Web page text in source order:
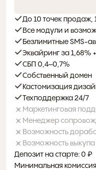
До 10 точек продаж,
Все модули и
Безлимитные SMS-
Эквайринг за 1,68%
СБП 0,4–0,7%
Собственный домен
Кастомизация
Техподдержка 24/7
Маркетинговая
Менеджер
Возможность
Возможность
Депозит на старте: 0 ₽
Минимальная